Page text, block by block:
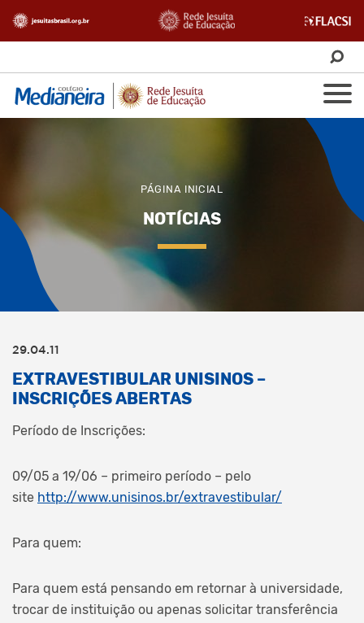
PÁGINA INICIAL
NOTÍCIAS
29.04.11
EXTRAVESTIBULAR UNISINOS –
INSCRIÇÕES ABERTAS
Período de Inscrições:
09/05 a 19/06 – primeiro período – pelo
site http://www.unisinos.br/extravestibular/
Para quem:
Para quem está pensando em retornar à universidade,
trocar de instituição ou apenas solicitar transferência